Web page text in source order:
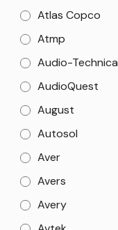
Atlas Copco
Atmp
Audio-Technica
AudioQuest
August
Autosol
Aver
Avers
Avery